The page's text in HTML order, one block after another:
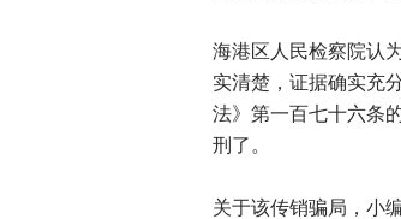
海港区人民检察院认
实清楚，证据确实充
法》第一百七十六条
刑了。
关于该传销骗局，小